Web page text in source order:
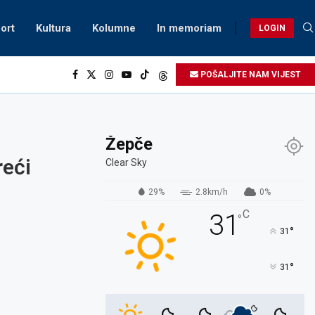
Kultura Kolumne In memoriam LOGIN
POŠALJITE NAM VIJEST
Žepče
Clear Sky
29% 2.8km/h 0%
31°C
31 °
31 °